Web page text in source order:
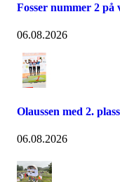
Fosser nummer 2 på
06.08.2026
Olaussen med 2.
06.08.2026